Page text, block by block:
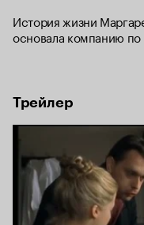
История жизни
основала компанию по
Трейлер